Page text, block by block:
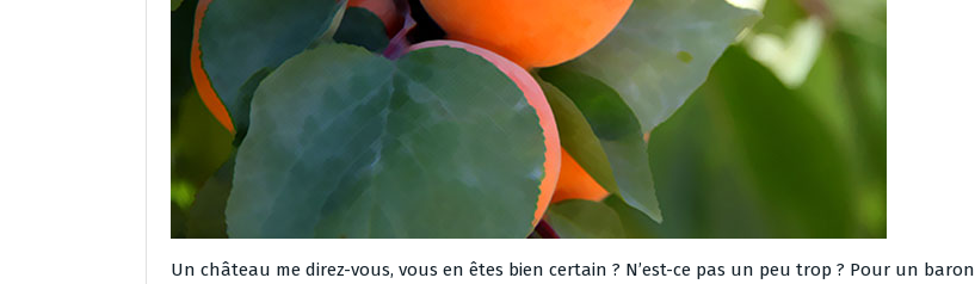
Un château me direz-vous, vous en êtes bien certain ? N’est-ce pas un peu trop ? Pour un baron